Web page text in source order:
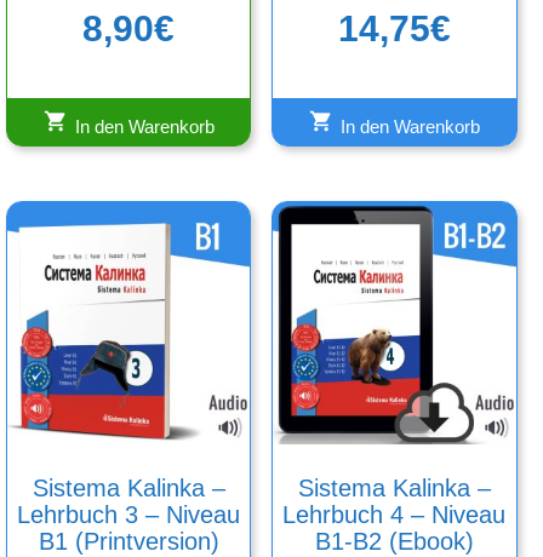
8,90€
In den Warenkorb
14,75€
In den Warenkorb
Sistema Kalinka –
Lehrbuch 3 – Niveau
B1 (Printversion)
Sistema Kalinka –
Lehrbuch 4 – Niveau
B1-B2 (Ebook)